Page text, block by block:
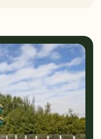
8 Kindvriendelijk